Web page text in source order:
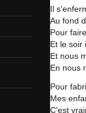
Il
Au fond
Pour
Et le soir
Et nous
En nous
Pour
Mes
C'est